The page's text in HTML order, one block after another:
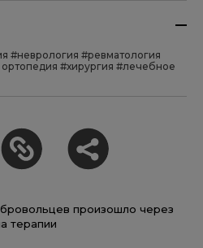
#неврология #ревматология
#хирургия #лечебное
произошло через
терапии